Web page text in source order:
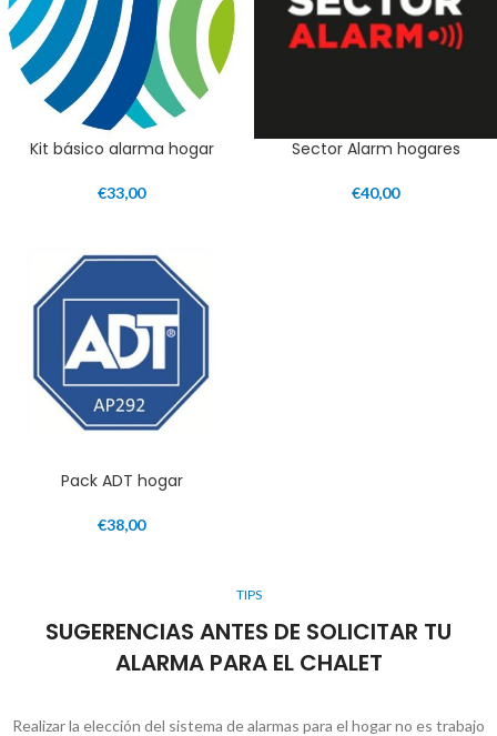
Kit básico alarma hogar
€33,00
Sector Alarm hogares
€40,00
Pack ADT hogar
€38,00
TIPS
SUGERENCIAS ANTES DE SOLICITAR TU
ALARMA PARA EL CHALET
Realizar la elección del sistema de alarmas para el hogar no es trabajo